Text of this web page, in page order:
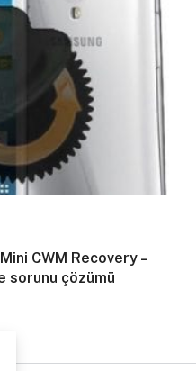
CWM Recovery –
sorunu çözümü